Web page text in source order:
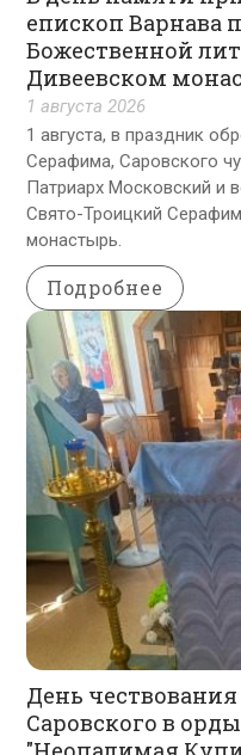
епископ Варнава
Божественной
Дивеевском
1 августа 2026
1 августа, в праздник
Серафима, Саровского
Патриарх Московский и
Свято-Троицкий
монастырь.
Подробнее
День
Саровского в